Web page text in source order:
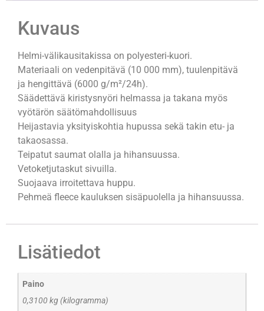
Kuvaus
Helmi-välikausitakissa on polyesteri-kuori.
Materiaali on vedenpitävä (10 000 mm), tuulenpitävä
ja hengittävä (6000 g/m²/24h).
Säädettävä kiristysnyöri helmassa ja takana myös
vyötärön säätömahdollisuus
Heijastavia yksityiskohtia hupussa sekä takin etu- ja
takaosassa.
Teipatut saumat olalla ja hihansuussa.
Vetoketjutaskut sivuilla.
Suojaava irroitettava huppu.
Pehmeä fleece kauluksen sisäpuolella ja hihansuussa.
Lisätiedot
Paino
0,3100 kg (kilogramma)